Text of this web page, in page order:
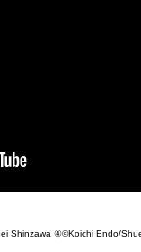
Shinzawa ④©Koichi Endo/